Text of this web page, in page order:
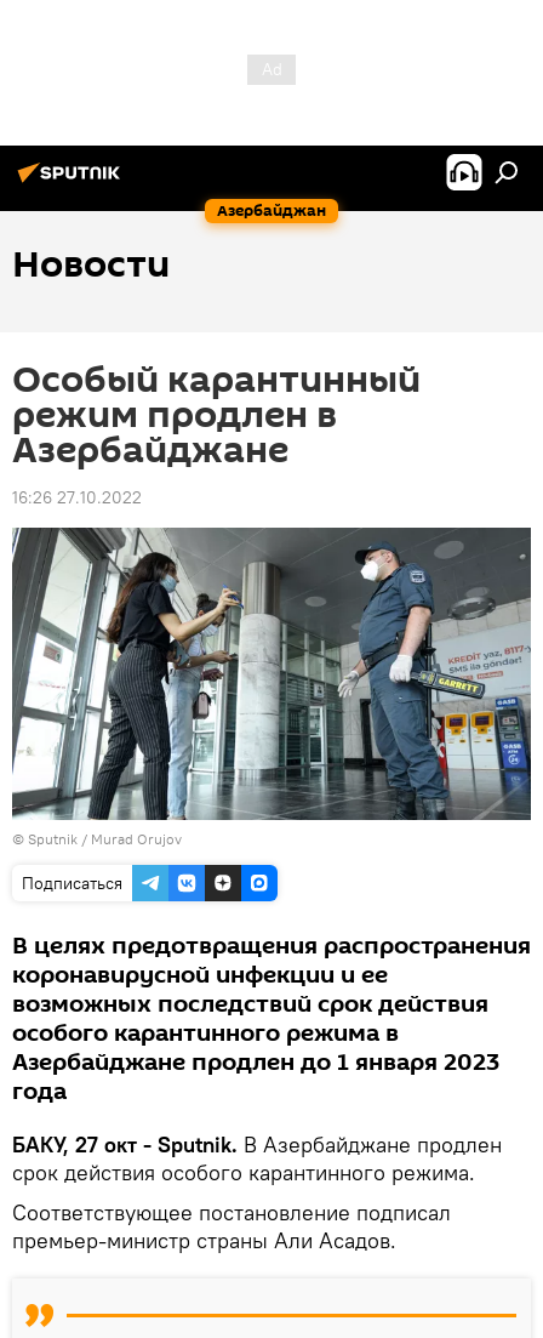
Азербайджан
Новости
Особый карантинный
режим продлен в
Азербайджане
16:26 27.10.2022
© Sputnik / Murad Orujov
Подписаться
В целях предотвращения распространения
коронавирусной инфекции и ее
возможных последствий срок действия
особого карантинного режима в
Азербайджане продлен до 1 января 2023
года
БАКУ, 27 окт - Sputnik. В Азербайджане продлен
срок действия особого карантинного режима.
Соответствующее постановление подписал
премьер-министр страны Али Асадов.